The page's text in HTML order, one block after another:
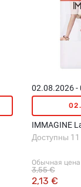
02.08.2026 -
IMMAGINE
Обычная цена
2,13 €
3,55 €
Доступны 11